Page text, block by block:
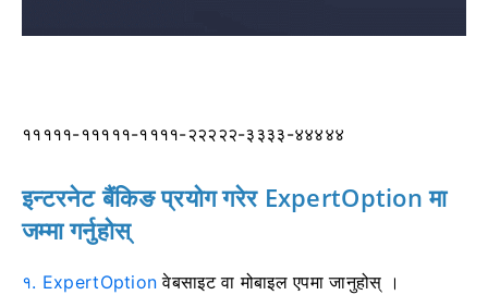
१११११-१११११-११११-२२२२२-३३३३-४४४४४
इन्टरनेट बैंकिङ प्रयोग गरेर ExpertOption मा
जम्मा गर्नुहोस्
१. ExpertOption वेबसाइट वा मोबाइल एपमाजानुहोस् ।